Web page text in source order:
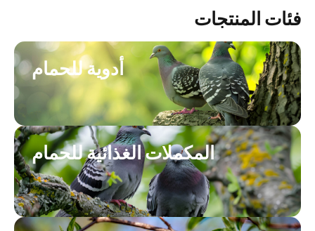
فئات المنتجات
أدوية للحمام
المكملات الغذائية للحمام